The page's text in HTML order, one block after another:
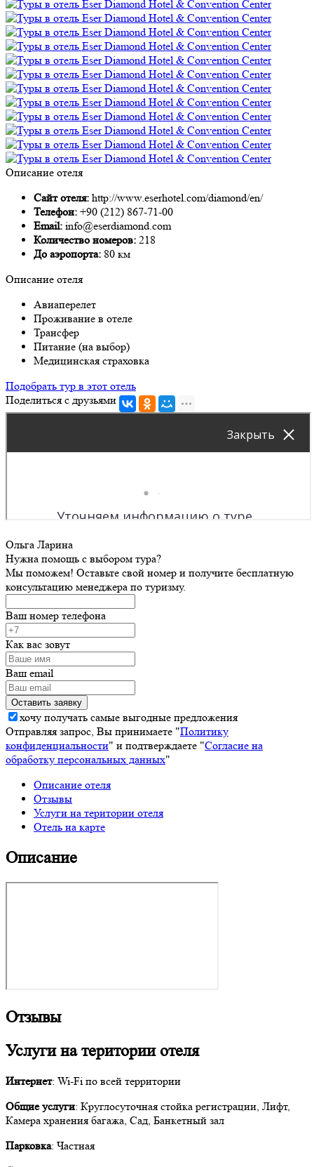
Описание отеля
Сайт отеля: http://www.eserhotel.com/diamond/en/
Телефон: +90 (212) 867-71-00
Email: info@eserdiamond.com
Количество номеров: 218
До аэропорта: 80 км
Описание отеля
Авиаперелет
Проживание в отеле
Трансфер
Питание (на выбор)
Медицинская страховка
Подобрать тур в этот отель
Поделиться с друзьями
Ольга Ларина
Нужна помощь с выбором тура?
Мы поможем! Оставьте свой номер и получите бесплатную
консультацию менеджера по туризму.
Ваш номер телефона
Как вас зовут
Ваш email
хочу получать самые выгодные предложения
Отправляя запрос, Вы принимаете "Политику
конфиденциальности" и подтверждаете "Согласие на
обработку персональных данных"
Описание отеля
Отзывы
Услуги на територии отеля
Отель на карте
Описание
Отзывы
Услуги на територии отеля
Интернет: Wi-Fi по всей территории
Общие услуги: Круглосуточная стойка регистрации, Лифт,
Камера хранения багажа, Сад, Банкетный зал
Парковка: Частная